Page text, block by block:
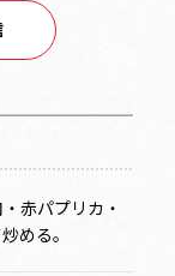
赤パプリカ・
める。